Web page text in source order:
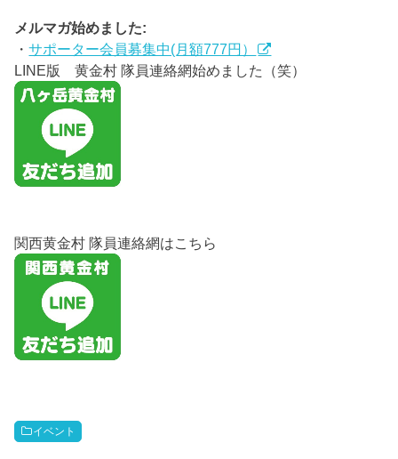
メルマガ始めました:
・サポーター会員募集中(月額777円）
LINE版 黄金村 隊員連絡網始めました（笑）
関西黄金村 隊員連絡網はこちら
イベント